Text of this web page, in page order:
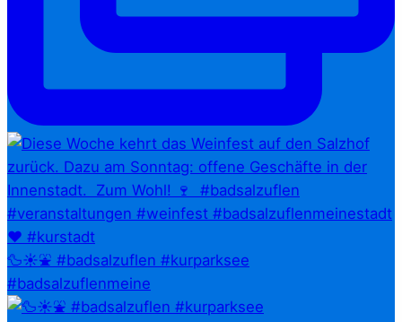
🦆☀️⛲ #badsalzuflen #kurparksee
#badsalzuflenmeine